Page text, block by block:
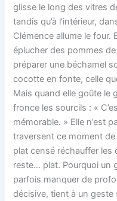
glisse le long des vitres
tandis qu’à l’intérieur,
Clémence allume le four.
éplucher des pommes
préparer une béchamel
cocotte en fonte, celle
Mais quand elle goûte le
fronce les sourcils : «
mémorable. » Elle n’est
traversent ce moment
plat censé réchauffer
reste… plat. Pourquoi un
parfois manquer de
décisive, tient à un